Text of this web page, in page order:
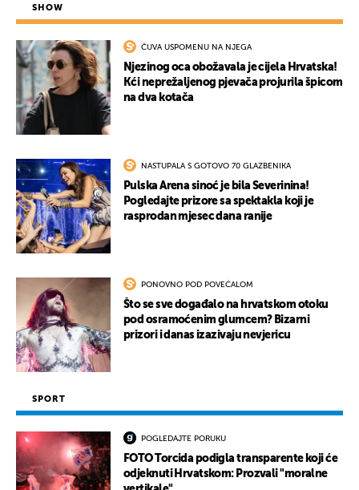
SHOW
ČUVA USPOMENU NA NJEGA
Njezinog oca obožavala je cijela Hrvatska!
Kći neprežaljenog pjevača projurila špicom
na dva kotača
NASTUPALA S GOTOVO 70 GLAZBENIKA
Pulska Arena sinoć je bila Severinina!
Pogledajte prizore sa spektakla koji je
rasprodan mjesec dana ranije
PONOVNO POD POVEĆALOM
Što se sve događalo na hrvatskom otoku
pod osramoćenim glumcem? Bizarni
prizori i danas izazivaju nevjericu
SPORT
POGLEDAJTE PORUKU
FOTO Torcida podigla transparente koji će
odjeknuti Hrvatskom: Prozvali "moralne
UKLJUČITE NOTIFIKACIJE